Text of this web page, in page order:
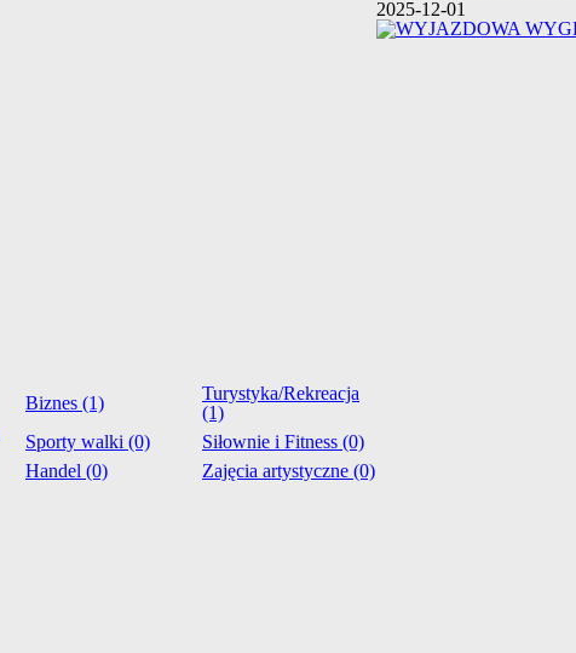
Biznes (1)
Turystyka/Rekreacja
(1)
Sporty walki (0)
Siłownie i Fitness (0)
Handel (0)
Zajęcia artystyczne (0)
2025-12-01